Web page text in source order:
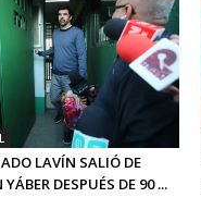
LAVÍN SALIÓ DE
DESPUÉS DE 90 ...